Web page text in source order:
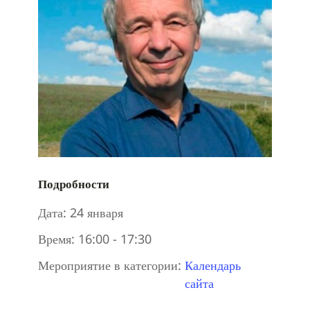
Подробности
Дата: 24 января
Время: 16:00 - 17:30
Мероприятие в категории: Календарь
сайта